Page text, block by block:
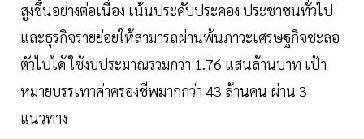
สูงขึ้นอย่างต่อเนื่อง เน้นประคับประคอง ประชาชนทั่วไป
และธุรกิจรายย่อยให้สามารถผ่านพ้นภาวะเศรษฐกิจชะลอ
ตัวไปได้ ใช้งบประมาณรวมกว่า 1.76 แสนล้านบาท เป้า
หมายบรรเทาค่าครองชีพมากกว่า 43 ล้านคน ผ่าน 3
แนวทาง